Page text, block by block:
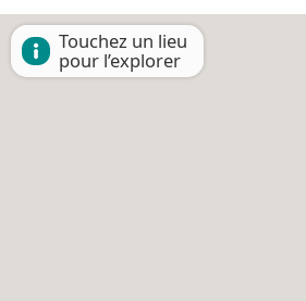
Touchez un lieu
pour l’explorer